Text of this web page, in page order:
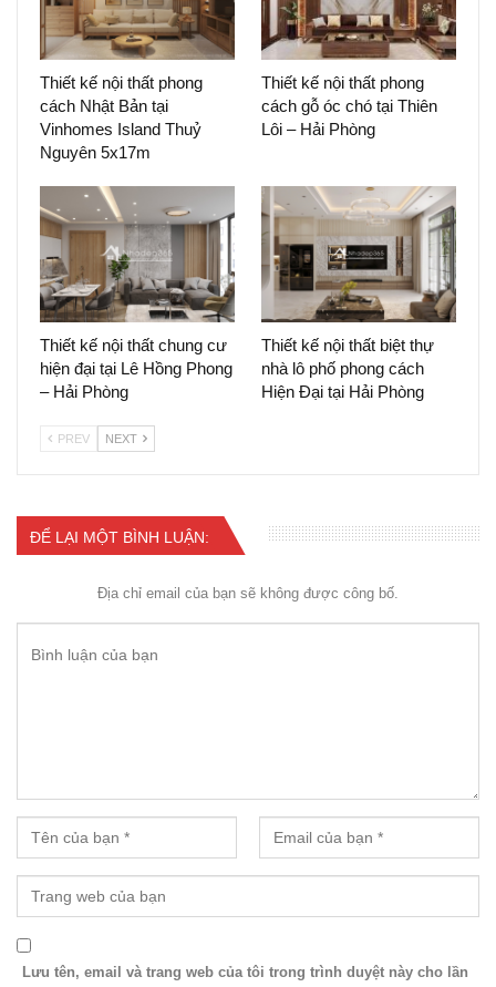
Thiết kế nội thất phong
cách Nhật Bản tại
Vinhomes Island Thuỷ
Nguyên 5x17m
Thiết kế nội thất phong
cách gỗ óc chó tại Thiên
Lôi – Hải Phòng
Thiết kế nội thất chung cư
hiện đại tại Lê Hồng Phong
– Hải Phòng
Thiết kế nội thất biệt thự
nhà lô phố phong cách
Hiện Đại tại Hải Phòng
PREV NEXT
ĐỂ LẠI MỘT BÌNH LUẬN:
Địa chỉ email của bạn sẽ không được công bố.
Lưu tên, email và trang web của tôi trong trình duyệt này cho lần